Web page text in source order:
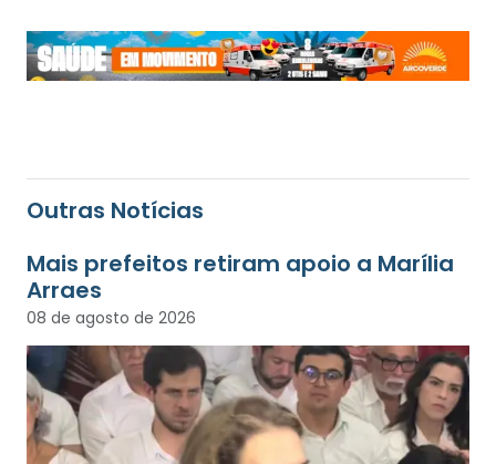
Outras Notícias
Mais prefeitos retiram apoio a Marília
Arraes
08 de agosto de 2026